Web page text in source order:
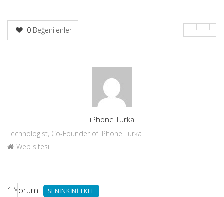
0 Beğenilenler
iPhone Turka
Technologist, Co-Founder of iPhone Turka
Web sitesi
1 Yorum SENINKINI EKLE